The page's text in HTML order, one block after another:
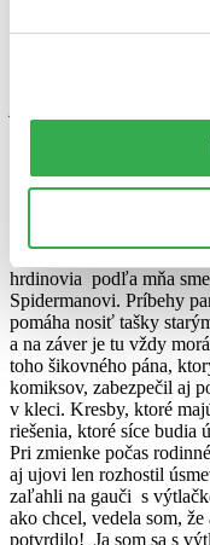
množstvom napísaných
impérium, alebo ďalší
stredu zeme. Malí či
Verne stále uchvacuje.
hrdinovia podľa mňa
Spidermanovi. Príbehy
pomáha nosiť tašky
a na záver je tu vždy
toho šikovného pána,
komiksov, zabezpečil aj
v kleci. Kresby, ktoré
riešenia, ktoré síce budia
Pri zmienke počas
aj ujovi len rozhostil
zaľahli na gauči s
ako chcel, vedela som,
potvrdilo! Ja som sa s